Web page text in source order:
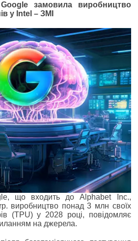
Google замовила виробництво
у Intel – ЗМІ
що входить до Alphabet Inc.,
виробництво понад 3 млн своїх
(TPU) у 2028 році, повідомляє
на джерела.